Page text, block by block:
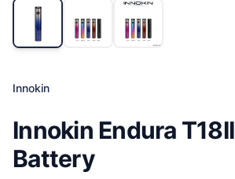
Innokin
Innokin Endura T18II
Battery